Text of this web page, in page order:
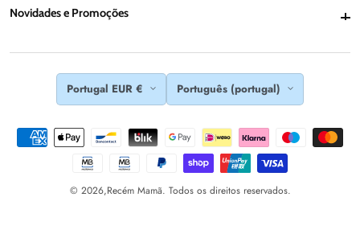
Novidades e PromoçõesNovidades e Promoções
Portugal EUR € Português (portugal)
© 2026,Recém Mamã. Todos os direitos reservados.